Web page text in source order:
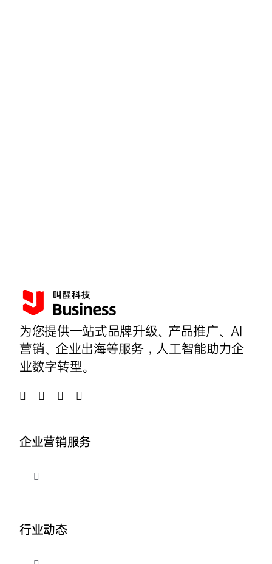
为您提供一站式品牌升级、产品推广、AI
营销、企业出海等服务，人工智能助力企
业数字转型。
企业营销服务
切
航
行业动态